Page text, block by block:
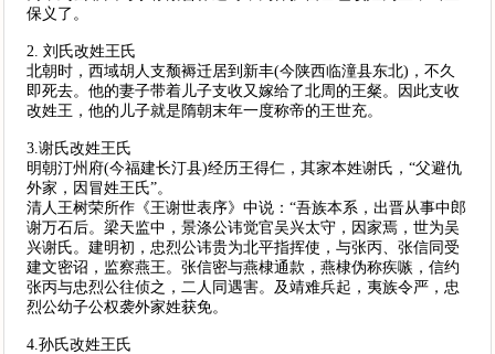
保义了。
2. 刘氏改姓王氏
北朝时，西域胡人支颓褥迁居到新丰(今陕西临潼县东北)，不久
即死去。他的妻子带着儿子支收又嫁给了北周的王粲。因此支收
改姓王，他的儿子就是隋朝末年一度称帝的王世充。
3.谢氏改姓王氏
明朝汀州府(今福建长汀县)经历王得仁，其家本姓谢氏，“父避仇
外家，因冒姓王氏”。
清人王树荣所作《王谢世表序》中说：“吾族本系，出晋从事中郎
谢万石后。梁天监中，景涤公讳觉官吴兴太守，因家焉，世为吴
兴谢氏。建明初，忠烈公讳贵为北平指挥使，与张丙、张信同受
建文密诏，监察燕王。张信密与燕棣通款，燕棣伪称疾嗾，信约
张丙与忠烈公往侦之，二人同遇害。及靖难兵起，夷族令严，忠
烈公幼子公权袭外家姓获免。
4.孙氏改姓王氏